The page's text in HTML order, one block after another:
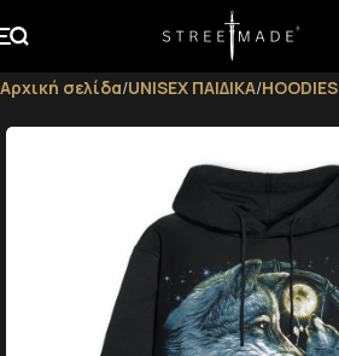
Αρχική σελίδα UNISEX ΠΑΙΔΙΚΑ HOODIES